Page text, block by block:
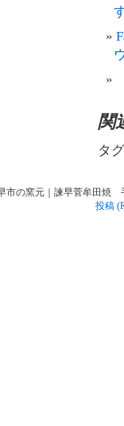
関
タ
市の窯元｜諫早菅牟田焼
投稿